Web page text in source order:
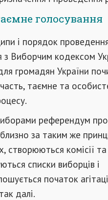
голосування
і порядок
з Виборчим кодексом
громадян України
таємне та
референдум
за таким же
створюються комісії та
списки виборців і
початок
далі.